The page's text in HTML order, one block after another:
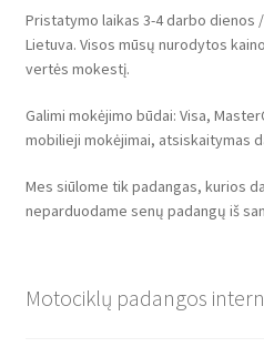
Pristatymo laikas 3-4 darbo dienos
Lietuva. Visos mūsų nurodytos
vertės mokestį.
Galimi mokėjimo būdai: Visa,
mobilieji mokėjimai, atsiskaitymas
Mes siūlome tik padangas, kurios
neparduodame senų padangų iš
Motociklų padangos